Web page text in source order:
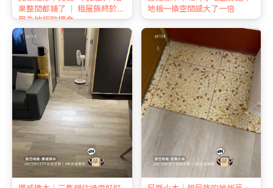
果整間都鋪了 ｜ 租屋族終於不
用為地板賠押金
地板一換空間感大了一倍